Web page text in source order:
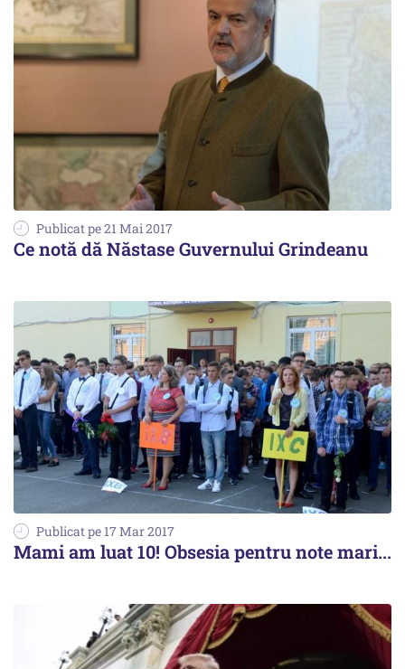
Publicat pe 21 Mai 2017
Ce notă dă Năstase Guvernului Grindeanu
Publicat pe 17 Mar 2017
Mami am luat 10! Obsesia pentru note mari...